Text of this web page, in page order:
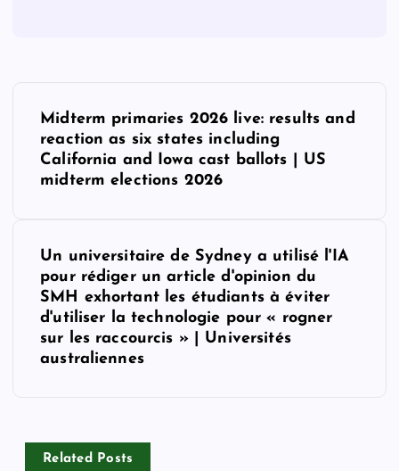
g
Midterm primaries 2026 live: results and
reaction as six states including
California and Iowa cast ballots | US
midterm elections 2026
Un universitaire de Sydney a utilisé l'IA
pour rédiger un article d'opinion du
SMH exhortant les étudiants à éviter
d'utiliser la technologie pour « rogner
sur les raccourcis » | Universités
australiennes
Related Posts